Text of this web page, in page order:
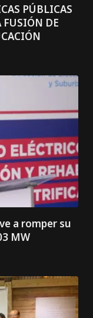
PÚBLICAS
FUSIÓN DE
a romper su
MW